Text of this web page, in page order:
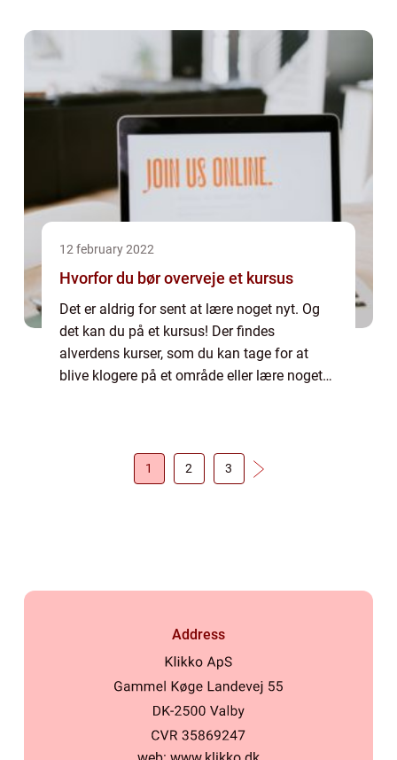
og hjælpe med at koordinere alle aspekter af
12 february 2022
Hvorfor du bør overveje et kursus
Det er aldrig for sent at lære noget nyt. Og
det kan du på et kursus! Der findes
alverdens kurser, som du kan tage for at
blive klogere på et område eller lære noget
1 2 3
Address